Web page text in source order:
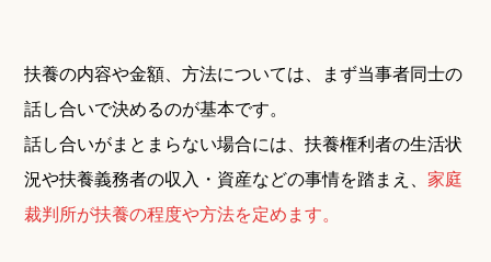
扶養の内容や金額、方法については、まず当事者同士の
話し合いで決めるのが基本です。
話し合いがまとまらない場合には、扶養権利者の生活状
況や扶養義務者の収入・資産などの事情を踏まえ、家庭
裁判所が扶養の程度や方法を定めます。